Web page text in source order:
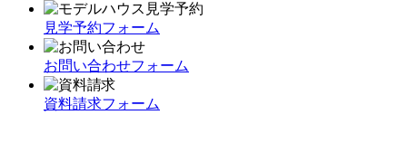
見学予約フォーム
お問い合わせフォーム
資料請求フォーム